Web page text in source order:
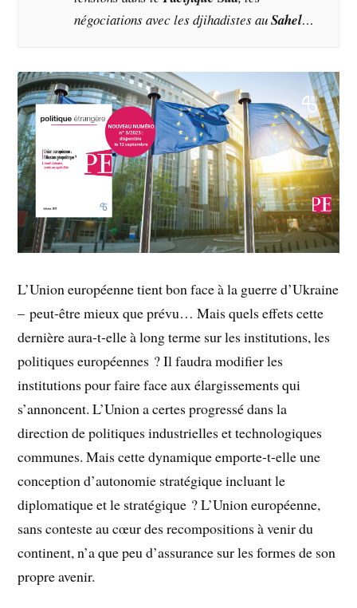
négociations avec les djihadistes auSahel…
L’Union européenne tient bon face à la guerre d’Ukraine
– peut-être mieux que prévu… Mais quels effets cette
dernière aura-t-elle à long terme sur les institutions, les
politiques européennes ? Il faudra modifier les
institutions pour faire face aux élargissements qui
s’annoncent. L’Union a certes progressé dans la
direction de politiques industrielles et technologiques
communes. Mais cette dynamique emporte-t-elle une
conception d’autonomie stratégique incluant le
diplomatique et le stratégique ? L’Union européenne,
sans conteste au cœur des recompositions à venir du
continent, n’a que peu d’assurance sur les formes de son
propre avenir.